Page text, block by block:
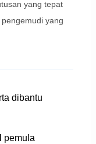
yang tepat
yang
dibantu
pemula